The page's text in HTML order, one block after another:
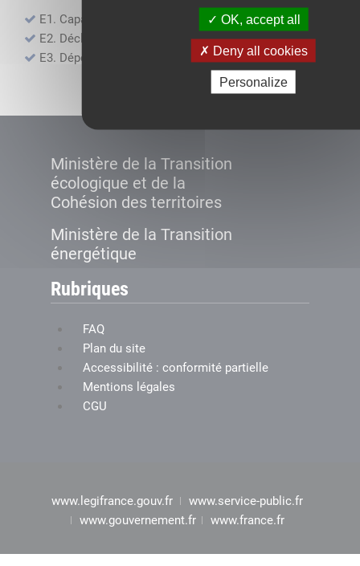
OK, accept all
Deny all cookies
Personalize
E1. Capacité financière
E2. Déclaration de sous-traitance
E3. Dépôt des comptes annuels
Ministère de la Transition
écologique et de la
Cohésion des territoires
Ministère de la Transition
énergétique
Rubriques
FAQ
Plan du site
Accessibilité : conformité partielle
Mentions légales
CGU
www.legifrance.gouv.fr
www.service-public.fr
www.gouvernement.fr
www.france.fr